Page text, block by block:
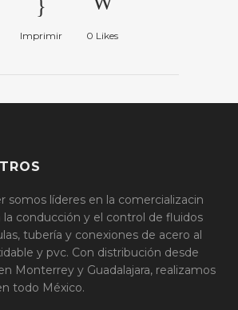
Imprimir 0 Likes
somos líderes en la comercializacin
la conducción y el control de fluidos
tubería y conexiones de acero al
y pvc. Con distribución desde
Monterrey y Guadalajara, realizamos
todo México.